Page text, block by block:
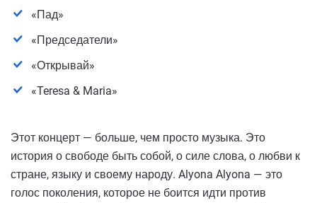
«Пад»
«Председатели»
«Открывай»
«Teresa & Maria»
Этот концерт — больше, чем просто музыка. Это
история о свободе быть собой, о силе слова, о любви к
стране, языку и своему народу. Alyona Alyona — это
голос поколения, которое не боится идти против